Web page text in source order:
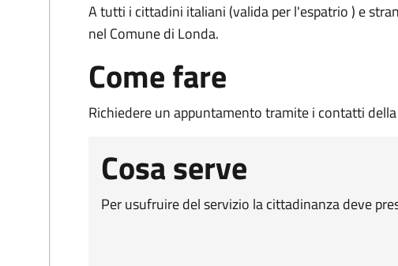
A tutti i cittadini italiani (valida per l'espatrio ) e
nel Comune di Londa.
Come fare
Richiedere un appuntamento tramite i contatti
Cosa serve
Per usufruire del servizio la cittadinanza deve